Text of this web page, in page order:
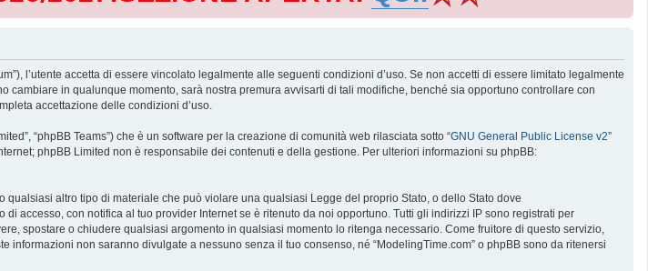
l’utente accetta di essere vincolato legalmente alle seguenti condizioni d’uso. Se non accetti di essere limitato legalmente
cambiare in qualunque momento, sarà nostra premura avvisarti di tali modifiche, benché sia opportuno controllare con
accettazione delle condizioni d’uso.
“phpBB Teams”) che è un software per la creazione di comunità web rilasciata sotto “GNU General Public License v2”
phpBB Limited non è responsabile dei contenuti e della gestione. Per ulteriori informazioni su phpBB:
altro tipo di materiale che può violare una qualsiasi Legge del proprio Stato, o dello Stato dove
accesso, con notifica al tuo provider Internet se è ritenuto da noi opportuno. Tutti gli indirizzi IP sono registrati per
spostare o chiudere qualsiasi argomento in qualsiasi momento lo ritenga necessario. Come fruitore di questo servizio,
non saranno divulgate a nessuno senza il tuo consenso, né “ModelingTime.com” o phpBB sono da ritenersi